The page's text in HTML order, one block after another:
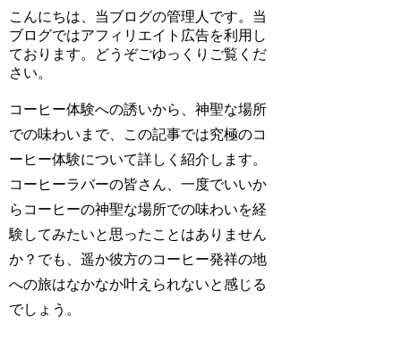
こんにちは、当ブログの管理人です。当
ブログではアフィリエイト広告を利用し
ております。どうぞごゆっくりご覧くだ
さい。
コーヒー体験への誘いから、神聖な場所
での味わいまで、この記事では究極のコ
ーヒー体験について詳しく紹介します。
コーヒーラバーの皆さん、一度でいいか
らコーヒーの神聖な場所での味わいを経
験してみたいと思ったことはありません
か？でも、遥か彼方のコーヒー発祥の地
への旅はなかなか叶えられないと感じる
でしょう。